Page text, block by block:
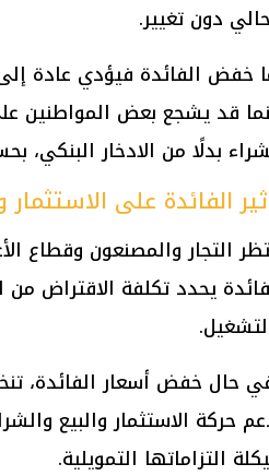
دون تغيير.
خفض الفائدة فيؤدي عادة
قد يشجع بعض المواطنين
بدلًا من الادخارالبنكي،
الفائدة على الاستثمار
التجار والمصنعون وقطاع
يحدد تكلفة الاقتراض من
حال خفض أسعار الفائدة،
حركة الاستثمار والبيع
التزاماتها التمويلية.